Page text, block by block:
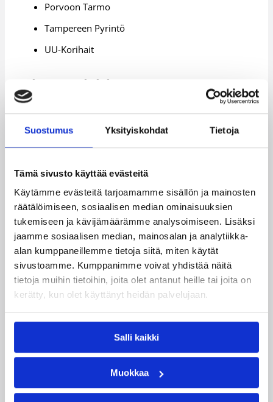
Suostumus Yksityiskohdat Tietoja
Tämä sivusto käyttää evästeitä
Käytämme evästeitä tarjoamamme sisällön ja mainosten
räätälöimiseen, sosiaalisen median ominaisuuksien
tukemiseen ja kävijämäärämme analysoimiseen. Lisäksi
jaamme sosiaalisen median, mainosalan ja analytiikka-
alan kumppaneillemme tietoja siitä, miten käytät
sivustoamme. Kumppanimme voivat yhdistää näitä
tietoja muihin tietoihin, joita olet antanut heille tai joita on
kerätty, kun olet käyttänyt heidän palvelujaan.
Salli kaikki
Muokkaa
Porvoon Tarmo
Tampereen Pyrintö
UU-Korihait
Miesten Divisioona B:n seurat 2014-
15
Espoo Basket Team
Perniön Urheilijat
PuHu Juniorit
Raholan Pyrkivä
ToPo Juniorit (HBA-Märsky)
Ura Basket
Vaasan Salama
Naisten I divisioonaseurat 2014-15
BC Nokia
Espoo Basket Team